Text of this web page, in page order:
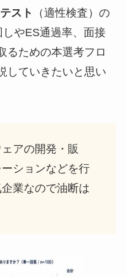
スト
（適性検査）の
やES通過率、面接
るための本選考フロ
していきたいと思い
アの開発・販
ションなどを行
業なので油断は